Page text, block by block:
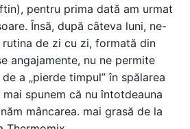
pentru prima dată am urmat
Însă, după câteva luni, ne-
de zi cu zi, formată din
angajamente, nu ne permite
a „pierde timpul” în spălarea
spunem că nu întotdeauna
mâncarea. mai grasă de la